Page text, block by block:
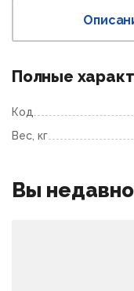
Полные
Код
Вес, кг
Вы